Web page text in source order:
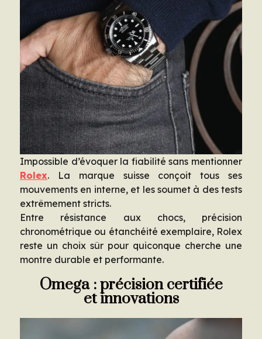
Impossible d’évoquer la fiabilité sans mentionner
Rolex. La marque suisse conçoit tous ses
mouvements en interne, et les soumet à des tests
extrêmement stricts.
Entre résistance aux chocs, précision
chronométrique ou étanchéité exemplaire, Rolex
reste un choix sûr pour quiconque cherche une
montre durable et performante.
Omega : précision certifiée
et innovations